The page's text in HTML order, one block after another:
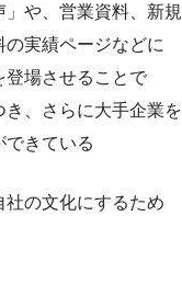
」や、営業資料、新規
の実績ページなどに
登場させることで
、さらに大手企業を
できている
社の文化にするため